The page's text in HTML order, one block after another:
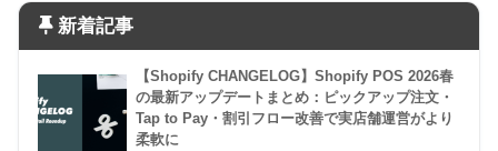
新着記事
【Shopify CHANGELOG】Shopify POS 2026春
の最新アップデートまとめ：ピックアップ注文・
Tap to Pay・割引フロー改善で実店舗運営がより
柔軟に